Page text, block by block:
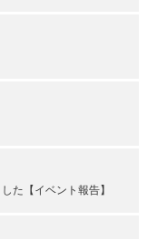
た【イベント報告】